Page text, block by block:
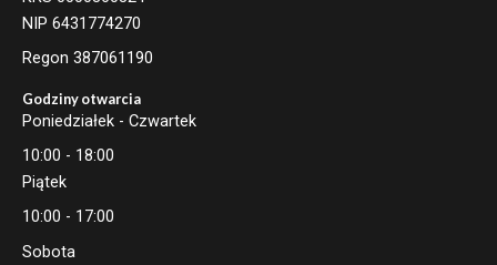
NIP 6431774270
Regon 387061190
Godziny otwarcia
Poniedziałek - Czwartek
10:00 - 18:00
Piątek
10:00 - 17:00
Sobota